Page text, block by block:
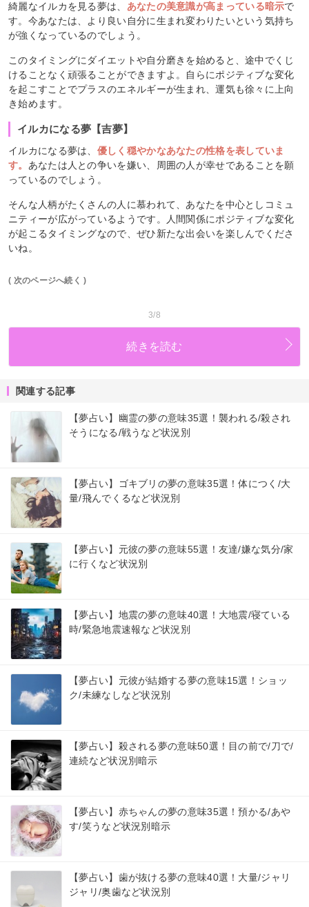
綺麗なイルカを見る夢は、 あなたの美意識が高まっている暗示で
す。今あなたは、より良い自分に生まれ変わりたいという気持ち
が強くなっているのでしょう。
このタイミングにダイエットや自分磨きを始めると、途中でくじ
けることなく頑張ることができますよ。自らにポジティブな変化
を起こすことでプラスのエネルギーが生まれ、運気も徐々に上向
き始めます。
イルカになる夢【吉夢】
イルカになる夢は、 優しく穏やかなあなたの性格を表していま
す。 あなたは人との争いを嫌い、周囲の人が幸せであることを願
っているのでしょう。
そんな人柄がたくさんの人に慕われて、あなたを中心としコミュ
ニティーが広がっているようです。人間関係にポジティブな変化
が起こるタイミングなので、ぜひ新たな出会いを楽しんでくださ
いね。
( 次のページへ続く )
3/8
続きを読む
関連する記事
【夢占い】幽霊の夢の意味35選！襲われる/殺され
そうになる/戦うなど状況別
【夢占い】ゴキブリの夢の意味35選！体につく/大
量/飛んでくるなど状況別
【夢占い】元彼の夢の意味55選！友達/嫌な気分/家
に行くなど状況別
【夢占い】地震の夢の意味40選！大地震/寝ている
時/緊急地震速報など状況別
【夢占い】元彼が結婚する夢の意味15選！ショッ
ク/未練なしなど状況別
【夢占い】殺される夢の意味50選！目の前で/刀で/
連続など状況別暗示
【夢占い】赤ちゃんの夢の意味35選！預かる/あや
す/笑うなど状況別暗示
【夢占い】歯が抜ける夢の意味40選！大量/ジャリ
ジャリ/奥歯など状況別